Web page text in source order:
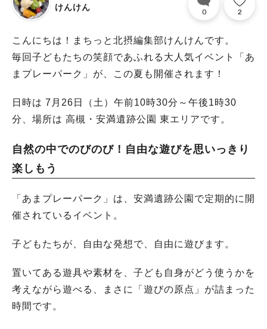
けんけん 0 2
こんにちは！まちっと北摂編集部けんけんです。
毎回子どもたちの笑顔であふれる大人気イベント「あ
まプレーパーク」が、この夏も開催されます！
日時は 7月26日（土）午前10時30分～午後1時30
分、場所は 高槻・安満遺跡公園 東エリアです。
自然の中でのびのび！自由な遊びを思いっきり
楽しもう
「あまプレーパーク」は、安満遺跡公園で定期的に開
催されているイベント。
子どもたちが、自由な発想で、自由に遊びます。
置いてある遊具や素材を、子ども自身がどう使うかを
考えながら遊べる、まさに「遊びの原点」が詰まった
時間です。